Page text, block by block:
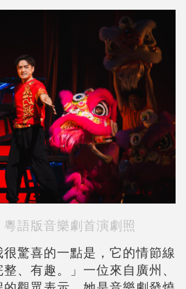
粵語版音樂劇首演劇照
很驚喜的一點是，它的情節線
、有趣。」一位來自廣州、